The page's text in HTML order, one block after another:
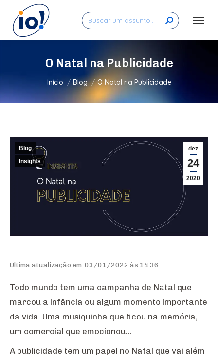
Search:
O Natal na Publicidade
Você está aqui:
Início Blog O Natal na Publicidade
dez
24
2020
Blog
Insights
Última atualização em: 03/01/2022 às 14:36
Todo mundo tem uma campanha de Natal que
marcou a infância ou algum momento importante
da vida. Uma musiquinha que ficou na memória,
um comercial que emocionou…
A publicidade tem um papel no Natal que vai além